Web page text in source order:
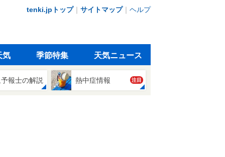
tenki.jpトップ｜ サイトマップ｜ ヘルプ
気 季節特集 天気ニュース
報士の解説 熱中症情報 注目